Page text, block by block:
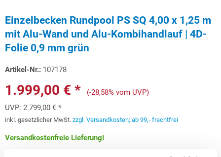
Einzelbecken Rundpool PS SQ 4,00 x 1,25 m
mit Alu-Wand und Alu-Kombihandlauf | 4D-
Folie 0,9 mm grün
Artikel-Nr.: 107178
1.999,00 € *
(-28,58% vom UVP)
UVP: 2.799,00 € *
inkl. gesetzlicher MwSt. zzgl. Versandkosten; ab 99,- frachtfrei
Versandkostenfreie Lieferung!